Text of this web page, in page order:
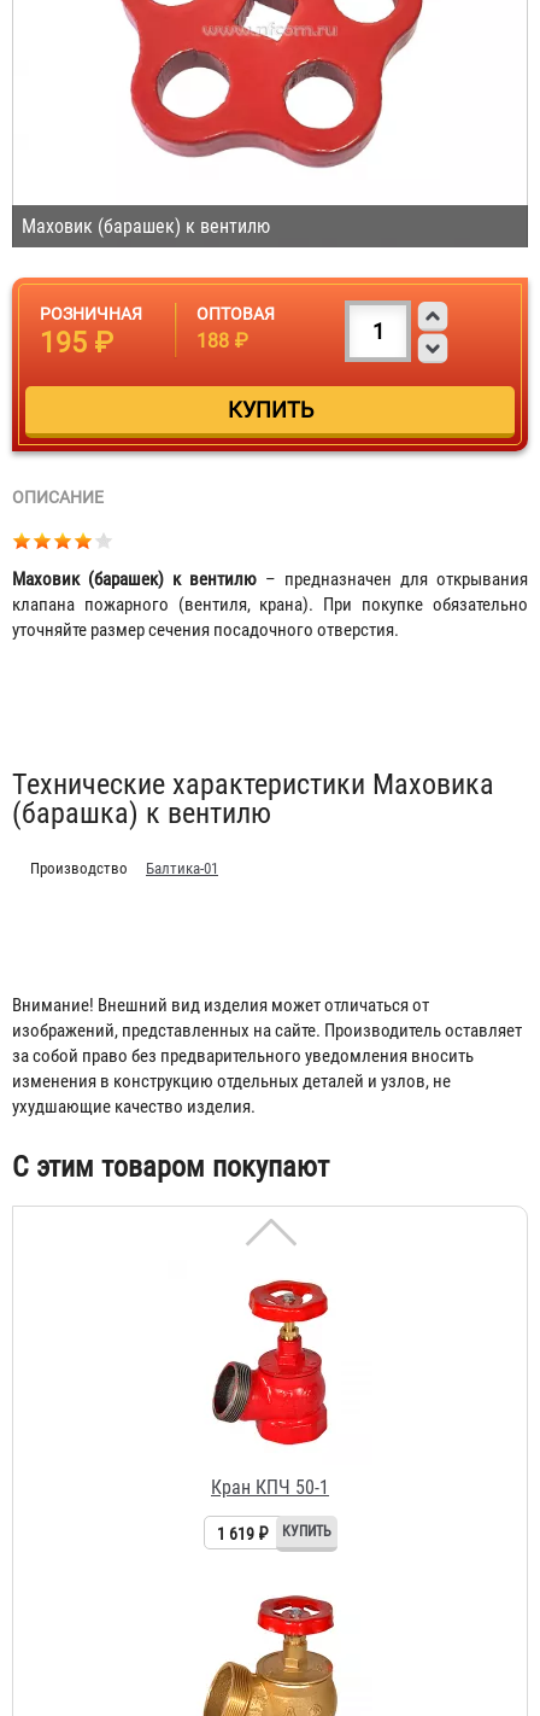
Маховик (барашек) к вентилю
РОЗНИЧНАЯ
195 ₽
ОПТОВАЯ
188 ₽
ОПИСАНИЕ
Маховик (барашек) к вентилю – предназначен для открывания
клапана пожарного (вентиля, крана). При покупке обязательно
уточняйте размер сечения посадочного отверстия.
Табы
Технические характеристики Маховика
(барашка) к вентилю
Производство Балтика-01
Внимание! Внешний вид изделия может отличаться от
изображений, представленных на сайте. Производитель оставляет
за собой право без предварительного уведомления вносить
изменения в конструкцию отдельных деталей и узлов, не
ухудшающие качество изделия.
С этим товаром покупают
Гидротестер пожарных кранов "Балтика-01"
Кран КПЧ 50-1
1 619 ₽
Кран КПЛ 65-1